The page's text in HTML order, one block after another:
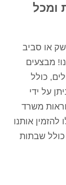
ומכל
או סביב
מבצעים
כולל
על ידי
משרד
אותנו
כולל שבתות